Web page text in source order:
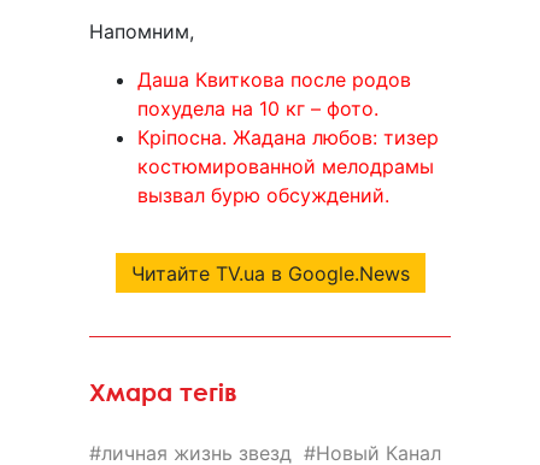
Напомним,
Даша Квиткова после родов
похудела на 10 кг – фото.
Кріпосна. Жадана любов: тизер
костюмированной мелодрамы
вызвал бурю обсуждений.
Читайте TV.ua в Google.News
Хмара тегів
личная жизнь звезд Новый Канал